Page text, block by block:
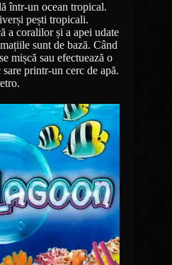
într-un ocean tropical.
pești tropicali.
a coralilor și a apei udate
sunt de bază. Când
mișcă sau efectuează o
printr-un cerc de apă.